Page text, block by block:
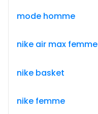
mode homme
nike air max femme
nike basket
nike femme